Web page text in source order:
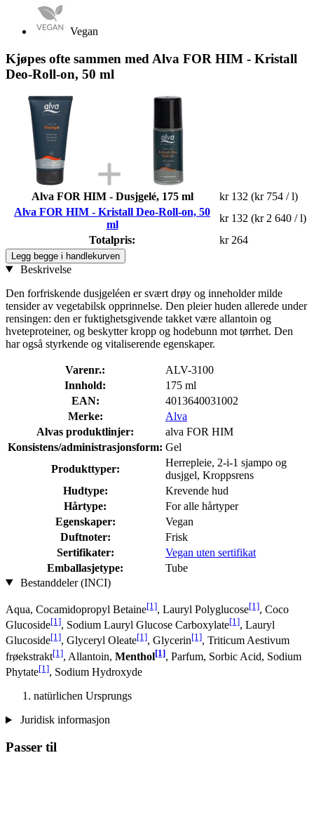
Vegan
Kjøpes ofte sammen med Alva FOR HIM - Kristall
Deo-Roll-on, 50 ml
Alva FOR HIM - Dusjgelé, 175 ml kr 132 (kr 754 / l)
Alva FOR HIM - Kristall Deo-Roll-on, 50
ml
kr 132 (kr 2 640 / l)
Totalpris:
kr 264
Legg begge i handlekurven
Beskrivelse
Den forfriskende dusjgeléen er svært drøy og inneholder milde
tensider av vegetabilsk opprinnelse. Den pleier huden allerede under
rensingen: den er fuktighetsgivende takket være allantoin og
hveteproteiner, og beskytter kropp og hodebunn mot tørrhet. Den
har også styrkende og vitaliserende egenskaper.
Varenr.:
ALV-3100
Innhold:
175 ml
EAN:
4013640031002
Merke:
Alva
Alvas produktlinjer:
alva FOR HIM
Konsistens/administrasjonsform: Gel
Produkttyper:
Herrepleie, 2-i-1 sjampo og
dusjgel, Kroppsrens
Hudtype:
Krevende hud
Hårtype:
For alle hårtyper
Egenskaper:
Vegan
Duftnoter:
Frisk
Sertifikater:
Vegan uten sertifikat
Emballasjetype:
Tube
Bestanddeler (INCI)
Aqua, Cocamidopropyl Betaine[1], Lauryl Polyglucose[1], Coco
Glucoside[1], Sodium Lauryl Glucose Carboxylate[1], Lauryl
Glucoside[1], Glyceryl Oleate[1], Glycerin[1], Triticum Aestivum
frøekstrakt[1], Allantoin, Menthol[1], Parfum, Sorbic Acid, Sodium
Phytate[1], Sodium Hydroxyde
natürlichen Ursprungs
Juridisk informasjon
Passer til